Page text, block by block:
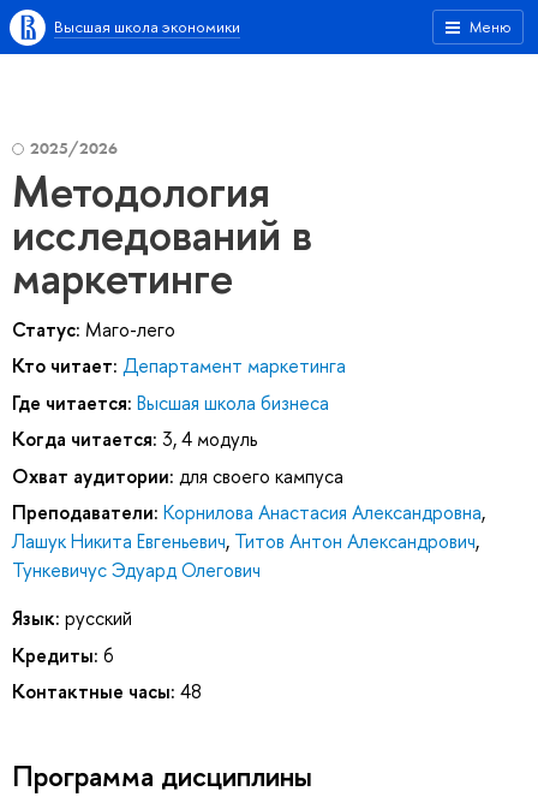
Меню
Высшая школа экономики
2025/2026
Методология
исследований в
маркетинге
Статус: Маго-лего
Кто читает: Департамент маркетинга
Где читается: Высшая школа бизнеса
Когда читается: 3, 4 модуль
Охват аудитории: для своего кампуса
Преподаватели: Корнилова Анастасия Александровна,
Лашук Никита Евгеньевич, Титов Антон Александрович,
Тункевичус Эдуард Олегович
Язык: русский
Кредиты: 6
Контактные часы: 48
Программа дисциплины